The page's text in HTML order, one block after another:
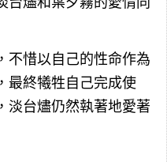
不惜以自己的性命作為
最終犧牲自己完成使
淡台燼仍然執著地愛著